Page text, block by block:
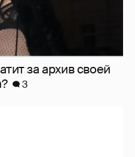
за архив своей
3